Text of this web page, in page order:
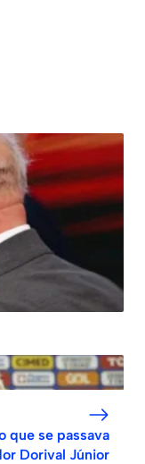
que se passava
Dorival Júnior